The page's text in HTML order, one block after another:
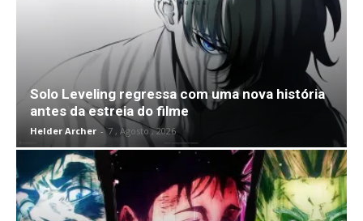
Solo Leveling regressa com uma nova história
antes da estreia do filme
Helder Archer - 7 , Agosto , 2026